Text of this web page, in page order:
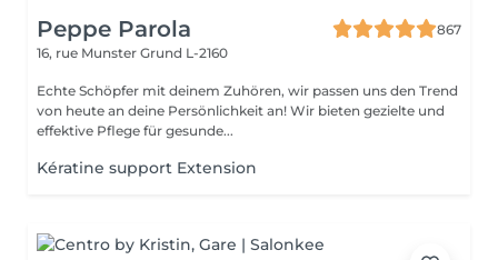
Peppe Parola
867
16, rue Munster Grund L-2160
Echte Schöpfer mit deinem Zuhören, wir passen uns den Trend
von heute an deine Persönlichkeit an! Wir bieten gezielte und
effektive Pflege für gesunde...
Kératine support Extension